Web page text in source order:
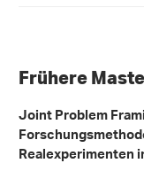
Frühere
Joint Problem
Realexperimenten